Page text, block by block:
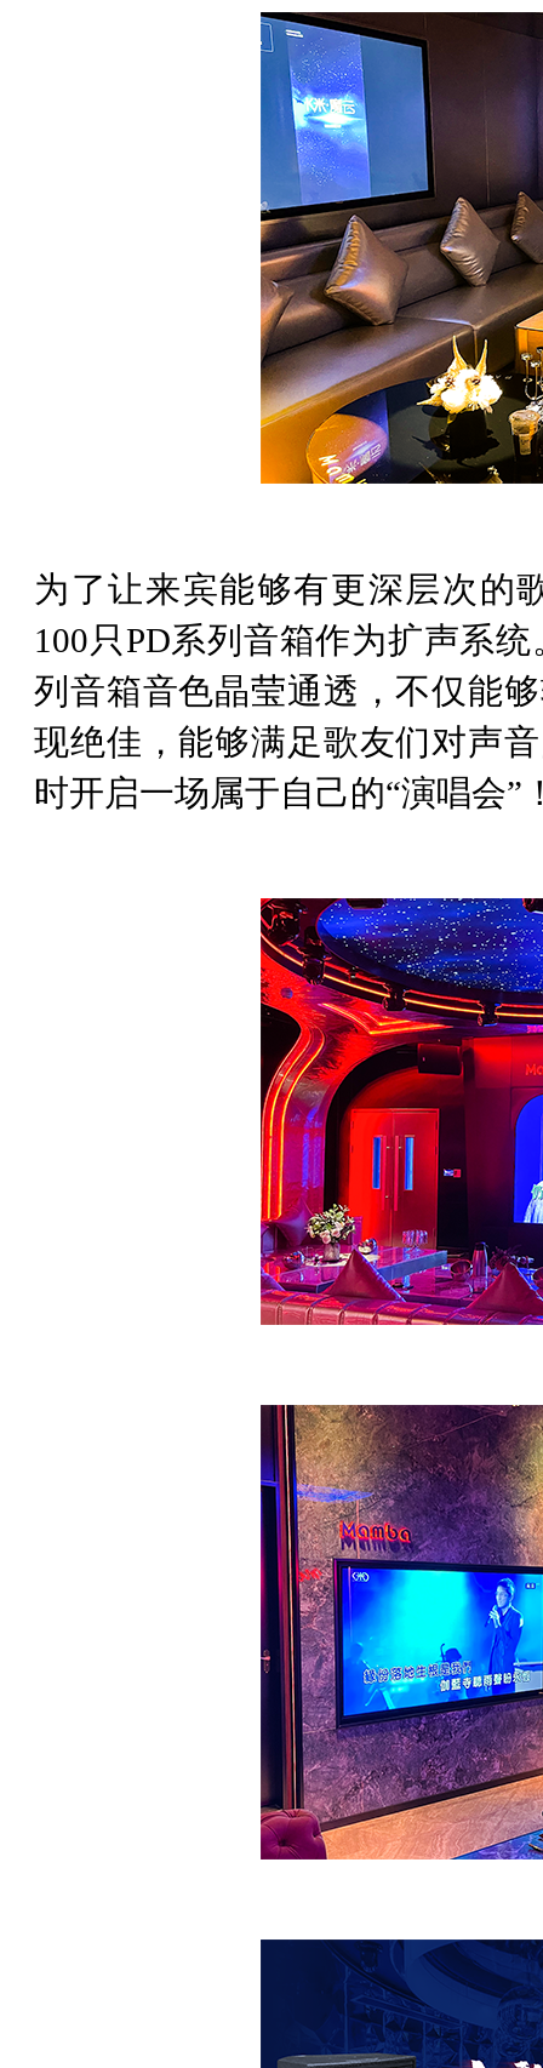
为了让来宾能够有更深层次的
100只PD系列音箱作为扩声系
列音箱音色晶莹通透，不仅能
现绝佳，能够满足歌友们对声
时开启一场属于自己的“演唱会”